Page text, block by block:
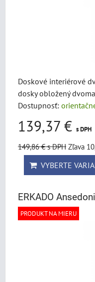
Doskové interiérové
dosky obložený
Dostupnosť:
139,37 € s DPH
149,86 €s DPH Zľava
VYBERTE
ERKADO
PRODUKT NA MIERU